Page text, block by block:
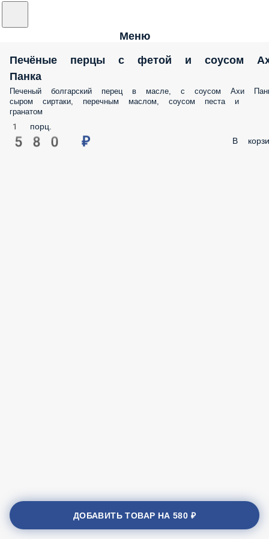
Меню
Печёные перцы с фетой и соусом
Панка
Печеный болгарский перец в масле, с соусом Ахи
сыром сиртаки, перечным маслом, соусом песта и
гранатом
1 порц.
580 ₽ В
ДОБАВИТЬ ТОВАР НА580 ₽